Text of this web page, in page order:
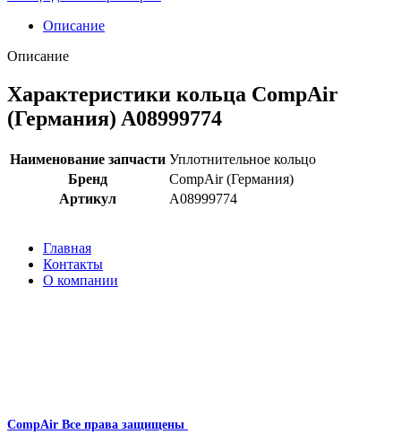
Описание
Описание
Характеристики кольца CompAir
(Германия) A08999774
Наименование запчасти Уплотнительное кольцо
Бренд
CompAir (Германия)
Артикул
A08999774
Главная
Контакты
О компании
CompAir Все права защищены